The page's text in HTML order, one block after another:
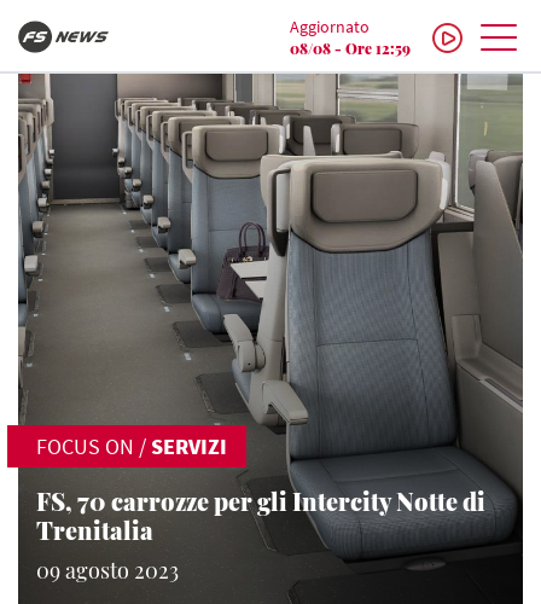
Aggiornato
08/08 - Ore 12:59
FOCUS ON /SERVIZI
FS, 70 carrozze per gli Intercity Notte di
Trenitalia
09 agosto 2023